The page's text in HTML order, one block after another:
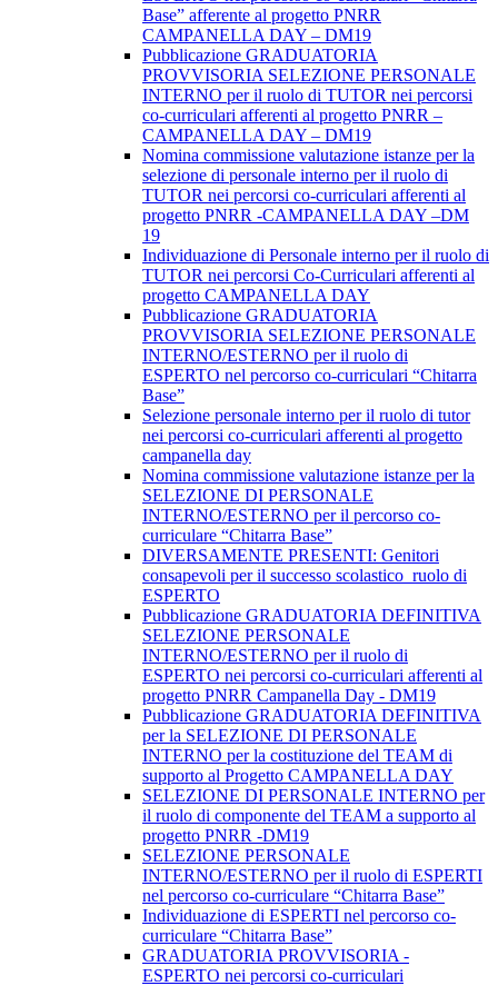
Base” afferente al progetto PNRR
CAMPANELLA DAY – DM19
Pubblicazione GRADUATORIA
PROVVISORIA SELEZIONE PERSONALE
INTERNO per il ruolo di TUTOR nei percorsi
co-curriculari afferenti al progetto PNRR –
CAMPANELLA DAY – DM19
Nomina commissione valutazione istanze per la
selezione di personale interno per il ruolo di
TUTOR nei percorsi co-curriculari afferenti al
progetto PNRR -CAMPANELLA DAY –DM
19
Individuazione di Personale interno per il ruolo di
TUTOR nei percorsi Co-Curriculari afferenti al
progetto CAMPANELLA DAY
Pubblicazione GRADUATORIA
PROVVISORIA SELEZIONE PERSONALE
INTERNO/ESTERNO per il ruolo di
ESPERTO nel percorso co-curriculari “Chitarra
Base”
Selezione personale interno per il ruolo di tutor
nei percorsi co-curriculari afferenti al progetto
campanella day
Nomina commissione valutazione istanze per la
SELEZIONE DI PERSONALE
INTERNO/ESTERNO per il percorso co-
curriculare “Chitarra Base”
DIVERSAMENTE PRESENTI: Genitori
consapevoli per il successo scolastico_ruolo di
ESPERTO
Pubblicazione GRADUATORIA DEFINITIVA
SELEZIONE PERSONALE
INTERNO/ESTERNO per il ruolo di
ESPERTO nei percorsi co-curriculari afferenti al
progetto PNRR Campanella Day - DM19
Pubblicazione GRADUATORIA DEFINITIVA
per la SELEZIONE DI PERSONALE
INTERNO per la costituzione del TEAM di
supporto al Progetto CAMPANELLA DAY
SELEZIONE DI PERSONALE INTERNO per
il ruolo di componente del TEAM a supporto al
progetto PNRR -DM19
SELEZIONE PERSONALE
INTERNO/ESTERNO per il ruolo di ESPERTI
nel percorso co-curriculare “Chitarra Base”
Individuazione di ESPERTI nel percorso co-
curriculare “Chitarra Base”
GRADUATORIA PROVVISORIA -
ESPERTO nei percorsi co-curriculari